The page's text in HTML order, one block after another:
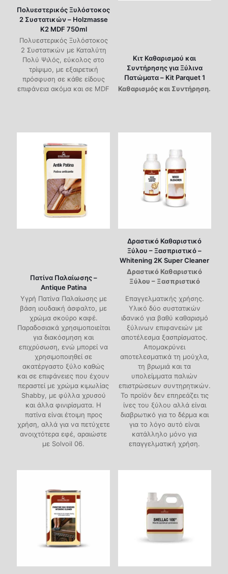
Πολυεστερικός Ξυλόστοκος
2 Συστατικών – Holzmasse
K2 MDF 750ml
Πολυεστερικός Ξυλόστοκος
2 Συστατικών με Καταλύτη
Πολύ Ψιλός, εύκολος στο
τρίψιμο, με εξαιρετική
πρόσφυση σε κάθε είδους
επιφάνεια ακόμα και σε MDF
Κιτ Καθαρισμού και
Συντήρησης για Ξύλινα
Πατώματα – Kit Parquet 1
Καθαρισμός και Συντήρηση.
Πατίνα Παλαίωσης –
Antique Patina
Υγρή Πατίνα Παλαίωσης με
βάση ιουδαική άσφαλτο, με
χρώμα σκούρο καφέ.
Παραδοσιακά χρησιμοποιείται
για διακόσμηση και
επιχρύσωση, ενώ μπορεί να
χρησιμοποιηθεί σε
ακατέργαστο ξύλο καθώς
και σε επιφάνειες που έχουν
περαστεί με χρώμα κιμωλίας
Shabby, με φύλλα χρυσού
και άλλα φινιρίσματα. Η
πατίνα είναι έτοιμη προς
χρήση, αλλά για να πετύχετε
ανοιχτότερα εφέ, αραιώστε
με Solvoil 06.
Δραστικό Καθαριστικό
Ξύλου – Ξασπριστικό –
Whitening 2K Super Cleaner
Δραστικό Καθαριστικό
Ξύλου – Ξασπριστικό
Επαγγελματικής χρήσης.
Υλικό δύο συστατικών
ιδανικό για βαθύ καθαρισμό
ξύλινων επιφανειών με
αποτέλεσμα ξασπρίσματος.
Απομακρύνει
αποτελεσματικά τη μούχλα,
τη βρωμιά και τα
υπολείμματα παλιών
επιστρώσεων συντηρητικών.
Το προϊόν δεν επηρεάζει τις
ίνες του ξύλου αλλά είναι
διαβρωτικό για το δέρμα και
για το λόγο αυτό είναι
κατάλληλο μόνο για
επαγγελματική χρήση.